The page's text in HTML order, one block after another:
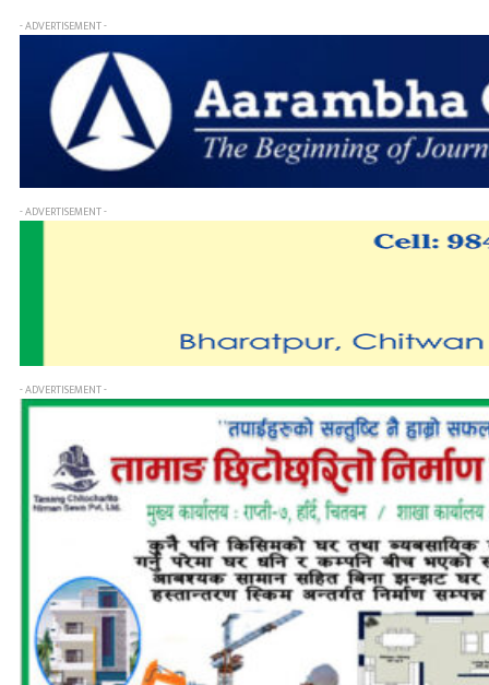
- ADVERTISEMENT -
- ADVERTISEMENT -
- ADVERTISEMENT -